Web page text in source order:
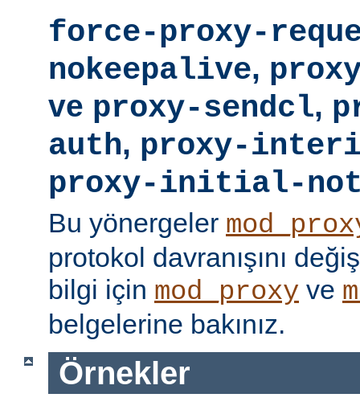
force-proxy-
nokeepalive,
ve proxy-sendcl,
auth, proxy-
proxy-initial-
Bu yönergeler
protokol davranışını
bilgi için mod_proxy ve
belgelerine bakınız.
Örnekler